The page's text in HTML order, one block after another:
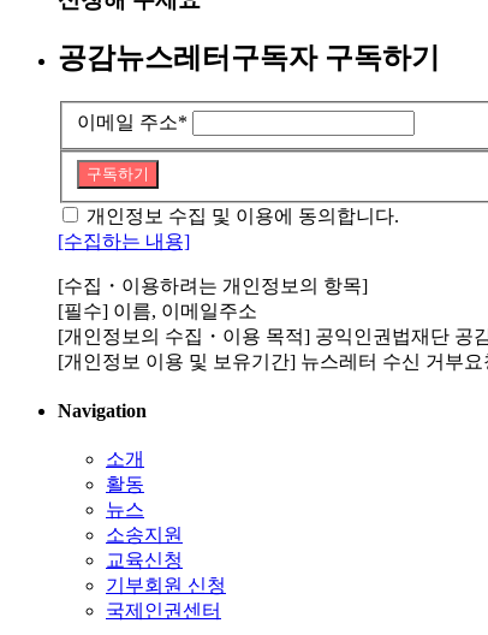
공감뉴스레터구독자 구독하기
이메일 주소*
구독하기
개인정보 수집 및 이용에 동의합니다.
[수집하는 내용]
[수집・이용하려는 개인정보의 항목]
[필수] 이름, 이메일주소
[개인정보의 수집・이용 목적] 공익인권법재단 공
[개인정보 이용 및 보유기간] 뉴스레터 수신 거부요
Navigation
소개
활동
뉴스
소송지원
교육신청
기부회원 신청
국제인권센터